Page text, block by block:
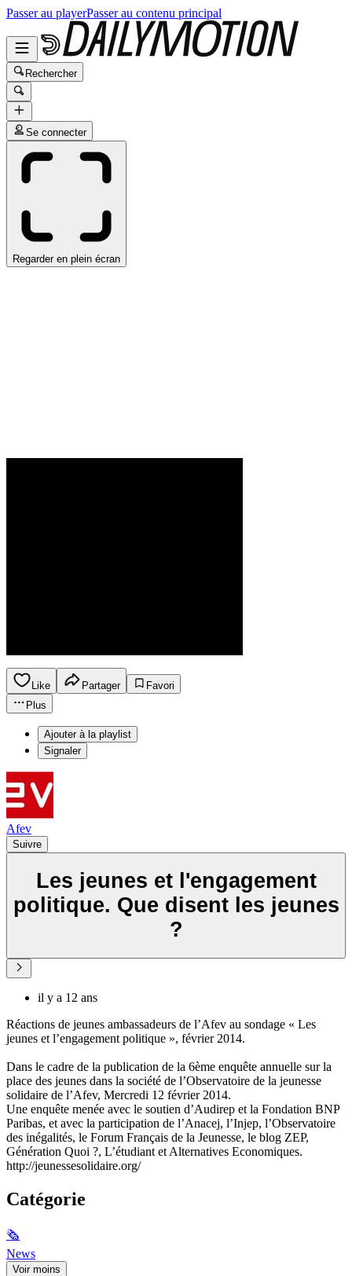
Passer au playerPasser au contenu principal
Rechercher
Se connecter
Regarder en plein écran
Like Partager
Favori
Plus
Ajouter à la playlist
Signaler
Afev
Suivre
Les jeunes et l'engagement
politique. Que disent les jeunes
?
il y a 12 ans
Réactions de jeunes ambassadeurs de l’Afev au sondage « Les
jeunes et l’engagement politique », février 2014.
Dans le cadre de la publication de la 6ème enquête annuelle sur la
place des jeunes dans la société de l’Observatoire de la jeunesse
solidaire de l’Afev, Mercredi 12 février 2014.
Une enquête menée avec le soutien d’Audirep et la Fondation BNP
Paribas, et avec la participation de l’Anacej, l’Injep, l’Observatoire
des inégalités, le Forum Français de la Jeunesse, le blog ZEP,
Génération Quoi ?, L’étudiant et Alternatives Economiques.
http://jeunessesolidaire.org/
Catégorie
🗞
News
Voir moins